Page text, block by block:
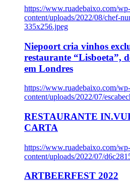
https://www.ruadebaixo.com/wp-
content/uploads/2022/08/chef-
335x256.jpeg
Niepoort cria vinhos
restaurante “Lisboeta”,
em Londres
https://www.ruadebaixo.com/wp-
content/uploads/2022/07/
RESTAURANTE
CARTA
https://www.ruadebaixo.com/wp-
content/uploads/2022/07/
ARTBEERFEST 2022